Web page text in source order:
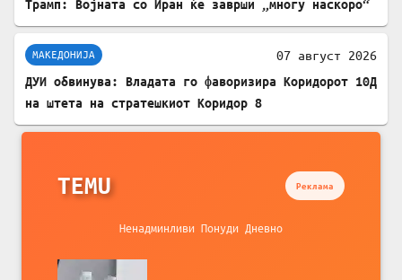
Трамп: Војната со Иран ќе заврши „многу наскоро“
МАКЕДОНИЈА 07 август 2026
ДУИ обвинува: Владата го фаворизира Коридорот 10Д
на штета на стратешкиот Коридор 8
TEMU Реклама
Ненадминливи Понуди Дневно